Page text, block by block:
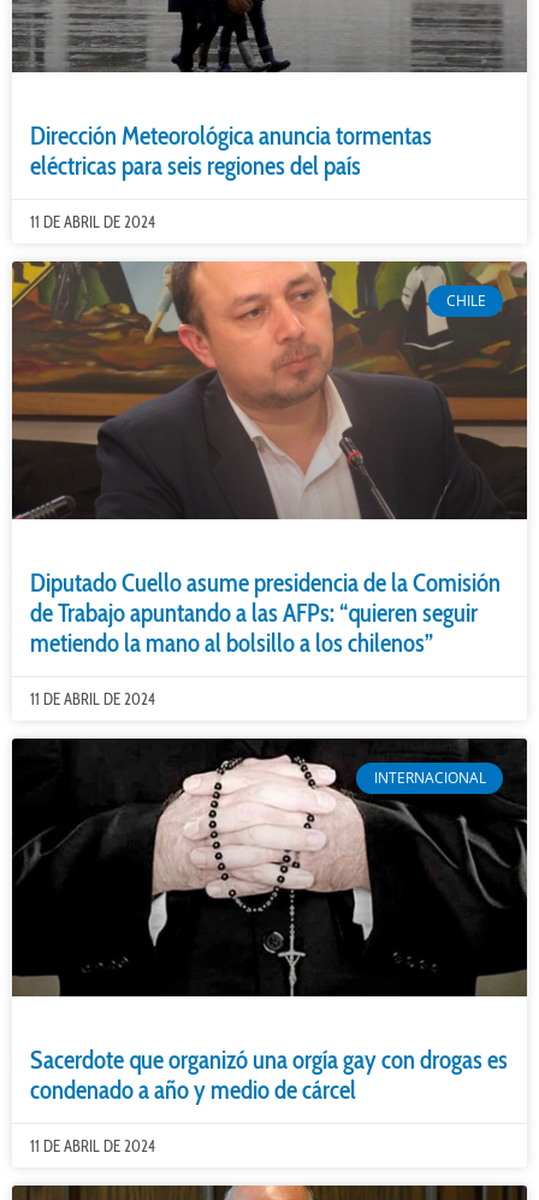
Dirección Meteorológica anuncia tormentas
eléctricas para seis regiones del país
11 DE ABRIL DE 2024
CHILE
Diputado Cuello asume presidencia de la Comisión
de Trabajo apuntando a las AFPs: “quieren seguir
metiendo la mano al bolsillo a los chilenos”
11 DE ABRIL DE 2024
INTERNACIONAL
Sacerdote que organizó una orgía gay con drogas es
condenado a año y medio de cárcel
11 DE ABRIL DE 2024